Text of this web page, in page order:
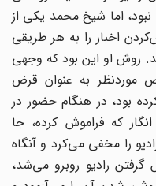
اما شیخ محمد یکی از
اخبار را به هر طریقی
روش او این بود که وجهی
به عنوان قرض
بود، در هنگام حضور در
که فراموش کرده، جا
را مخفی می‌کرد و آنگاه
رادیو روبرو می‌شد،